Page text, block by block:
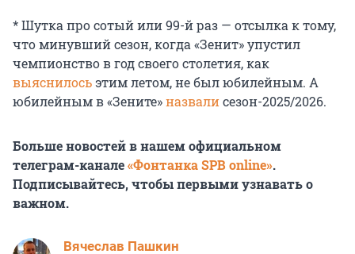
* Шутка про сотый или 99-й раз — отсылка к тому,
что минувший сезон, когда «Зенит» упустил
чемпионство в год своего столетия, как
выяснилосьэтим летом, не был юбилейным. А
юбилейным в «Зените»назвалисезон-2025/2026.
Больше новостей в нашем официальном
телеграм-канале«Фонтанка SPB online».
Подписывайтесь, чтобы первыми узнавать о
важном.
Вячеслав Пашкин